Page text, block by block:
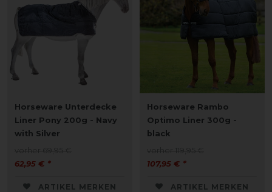
Horseware Unterdecke
Liner Pony 200g - Navy
with Silver
62,95 € *
ARTIKEL MERKEN
Horseware Rambo
Optimo Liner 300g -
black
107,95 € *
ARTIKEL MERKEN